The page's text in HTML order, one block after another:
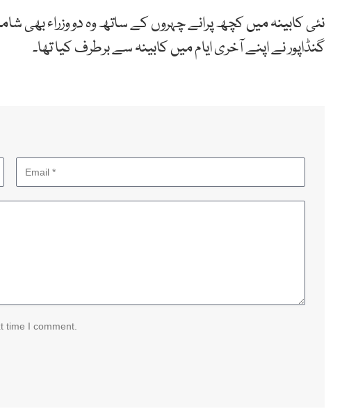
نئی کابینہ میں کچھ پرانے چہروں کے ساتھ وہ دو وزراء بھی
گنڈاپور نے اپنے آخری ایام میں کابینہ سے برطرف کیا تھا۔
time I comment.